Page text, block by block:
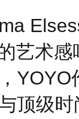
艺术
顶级